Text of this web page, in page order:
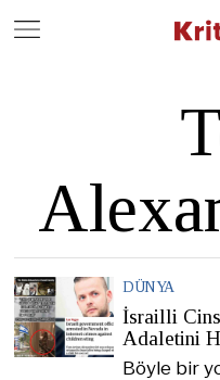
DÜNYA
İsrailli
Adaletini
Böyle bir